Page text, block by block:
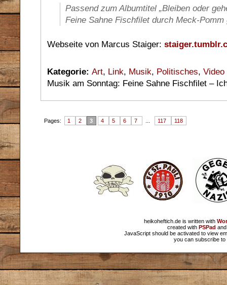
Passend zum Albumtitel „Bleiben oder
Feine Sahne Fischfilet durch Meck-
Webseite von Marcus Staiger:
Kategorie: Art, Link, Musik, Politisches, Video
Musik am Sonntag: Feine Sahne Fischfilet –
Pages: 1 2 3 4 5 6 7 117 118
heikoheftich.de is written with
created with PSPad
JavaScript should be activated to view
you can subscribe